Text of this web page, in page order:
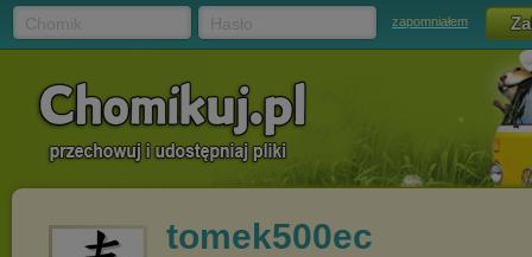
zapomniałem
tomek500ec